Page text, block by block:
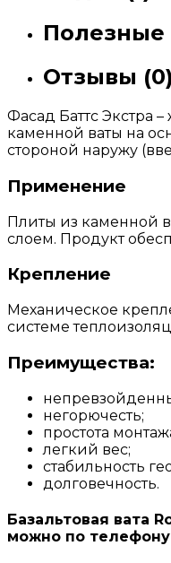
Полезные
Отзывы (0)
Фасад Баттс Экстра
каменной ваты на
стороной наружу
Применение
Плиты из каменной
слоем. Продукт
Крепление
Механическое
системе
Преимущества:
негорючесть;
простота
легкий вес;
стабильность
долговечность.
Базальтовая вата
можно по телефону